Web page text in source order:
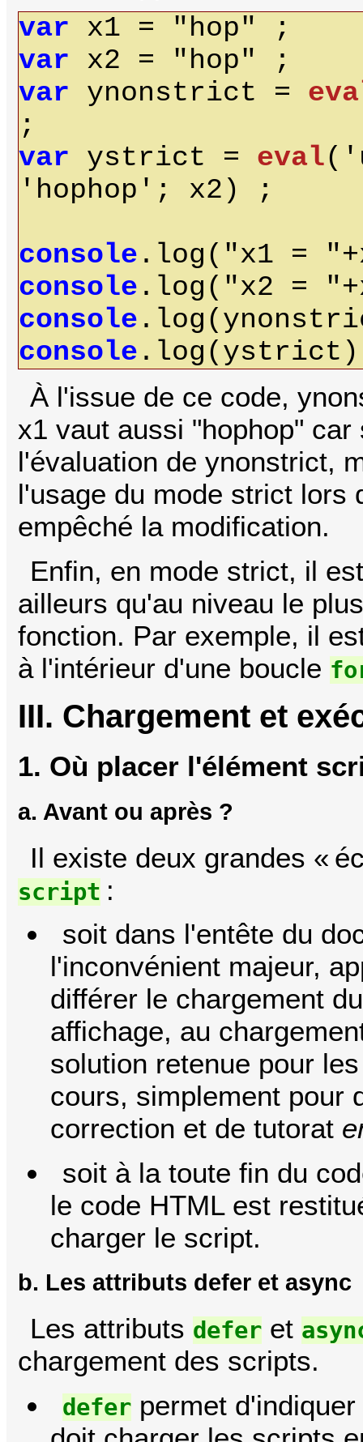
var x1 = "hop" ;
var x2 = "hop" ;
var ynonstrict =
;
var ystrict = eval
'hophop'; x2) ;
console .log("x1 =
console .log("x2 =
console
console
À l'issue de ce code,
x1 vaut aussi "hophop"
l'évaluation de ynonstrict,
l'usage du mode strict lors
empêché la modification.
Enfin, en mode strict, il
ailleurs qu'au niveau le
fonction. Par exemple, il
à l'intérieur d'une boucle
III. Chargement et
1. Où placer l'élément
a. Avant ou après ?
Il existe deux grandes «
script :
soit dans l'entête du
l'inconvénient majeur,
différer le chargement
affichage, au
solution retenue pour
cours, simplement pour
correction et de tutorat
soit à la toute fin du
le code HTML est
charger le script.
b. Les attributs defer et async
Les attributs deferet
chargement des scripts.
deferpermet d'indiquer